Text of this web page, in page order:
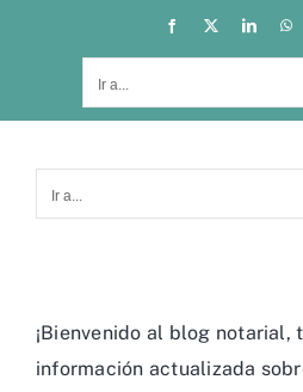
Facebook
X LinkedIn
Ir a...
Ir a...
¡Bienvenido al blog notarial,
información actualizada